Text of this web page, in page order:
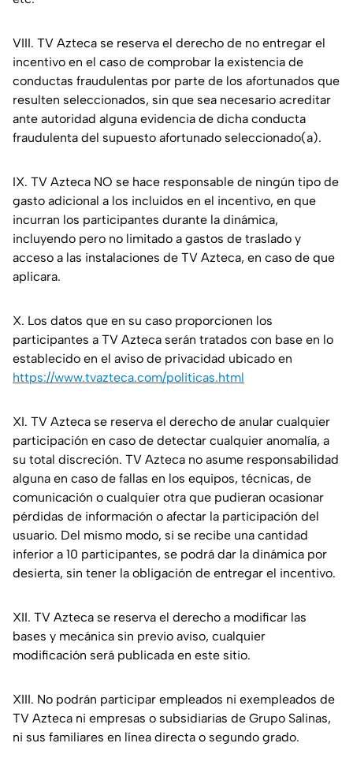
VIII. TV Azteca se reserva el derecho de no entregar el
incentivo en el caso de comprobar la existencia de
conductas fraudulentas por parte de los afortunados que
resulten seleccionados, sin que sea necesario acreditar
ante autoridad alguna evidencia de dicha conducta
fraudulenta del supuesto afortunado seleccionado(a).
IX. TV Azteca NO se hace responsable de ningún tipo de
gasto adicional a los incluidos en el incentivo, en que
incurran los participantes durante la dinámica,
incluyendo pero no limitado a gastos de traslado y
acceso a las instalaciones de TV Azteca, en caso de que
aplicara.
X. Los datos que en su caso proporcionen los
participantes a TV Azteca serán tratados con base en lo
establecido en el aviso de privacidad ubicado en
https://www.tvazteca.com/politicas.html
XI. TV Azteca se reserva el derecho de anular cualquier
participación en caso de detectar cualquier anomalía, a
su total discreción. TV Azteca no asume responsabilidad
alguna en caso de fallas en los equipos, técnicas, de
comunicación o cualquier otra que pudieran ocasionar
pérdidas de información o afectar la participación del
usuario. Del mismo modo, si se recibe una cantidad
inferior a 10 participantes, se podrá dar la dinámica por
desierta, sin tener la obligación de entregar el incentivo.
XII. TV Azteca se reserva el derecho a modificar las
bases y mecánica sin previo aviso, cualquier
modificación será publicada en este sitio.
XIII. No podrán participar empleados ni exempleados de
TV Azteca ni empresas o subsidiarias de Grupo Salinas,
ni sus familiares en línea directa o segundo grado.